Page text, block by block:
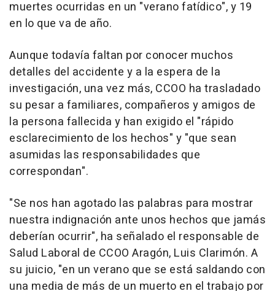
muertes ocurridas en un "verano fatídico", y 19
en lo que va de año.
Aunque todavía faltan por conocer muchos
detalles del accidente y a la espera de la
investigación, una vez más, CCOO ha trasladado
su pesar a familiares, compañeros y amigos de
la persona fallecida y han exigido el "rápido
esclarecimiento de los hechos" y "que sean
asumidas las responsabilidades que
correspondan".
"Se nos han agotado las palabras para mostrar
nuestra indignación ante unos hechos que jamás
deberían ocurrir", ha señalado el responsable de
Salud Laboral de CCOO Aragón, Luis Clarimón. A
su juicio, "en un verano que se está saldando con
una media de más de un muerto en el trabajo por